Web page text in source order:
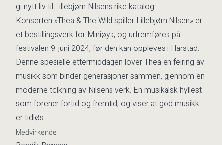
gi nytt liv til Lillebjørn Nilsens rike katalog.
Konserten «Thea & The Wild spiller Lillebjørn Nilsen» er
et bestillingsverk for Miniøya, og urfremføres på
festivalen 9. juni 2024, før den kan oppleves i Harstad.
Denne spesielle ettermiddagen lover Thea en feiring av
musikk som binder generasjoner sammen, gjennom en
moderne tolkning av Nilsens verk. En musikalsk hyllest
som forener fortid og fremtid, og viser at god musikk
er tidløs.
Medvirkende